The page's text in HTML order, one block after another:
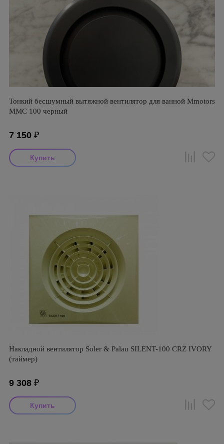
Тонкий бесшумный вытяжной вентилятор для ванной Mmotors
ММC 100 черный
7 150 ₽
Накладной вентилятор Soler & Palau SILENT-100 CRZ IVORY
(таймер)
9 308 ₽